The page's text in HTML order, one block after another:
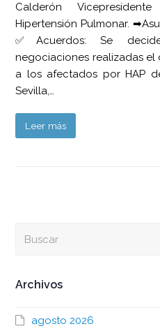
Calderón
Hipertensión Pulmonar.
✅Acuerdos: Se
negociaciones realizadas el
a los afectados por HAP
Sevilla,…
Leer más
Archivos
agosto 2026